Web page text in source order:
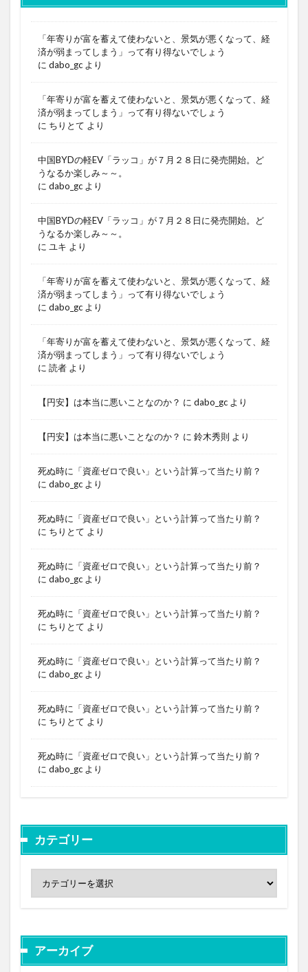
「年寄りが富を蓄えて使わないと、景気が悪くなって、経
済が弱まってしまう」って有り得ないでしょう
に dabo_gc より
「年寄りが富を蓄えて使わないと、景気が悪くなって、経
済が弱まってしまう」って有り得ないでしょう
に ちりとて より
中国BYDの軽EV「ラッコ」が７月２８日に発売開始。ど
うなるか楽しみ～～。
に dabo_gc より
中国BYDの軽EV「ラッコ」が７月２８日に発売開始。ど
うなるか楽しみ～～。
に ユキ より
「年寄りが富を蓄えて使わないと、景気が悪くなって、経
済が弱まってしまう」って有り得ないでしょう
に dabo_gc より
「年寄りが富を蓄えて使わないと、景気が悪くなって、経
済が弱まってしまう」って有り得ないでしょう
に 読者 より
【円安】は本当に悪いことなのか？ に dabo_gc より
【円安】は本当に悪いことなのか？ に 鈴木秀則 より
死ぬ時に「資産ゼロで良い」という計算って当たり前？
に dabo_gc より
死ぬ時に「資産ゼロで良い」という計算って当たり前？
に ちりとて より
死ぬ時に「資産ゼロで良い」という計算って当たり前？
に dabo_gc より
死ぬ時に「資産ゼロで良い」という計算って当たり前？
に ちりとて より
死ぬ時に「資産ゼロで良い」という計算って当たり前？
に dabo_gc より
死ぬ時に「資産ゼロで良い」という計算って当たり前？
に ちりとて より
死ぬ時に「資産ゼロで良い」という計算って当たり前？
に dabo_gc より
カテゴリー
アーカイブ